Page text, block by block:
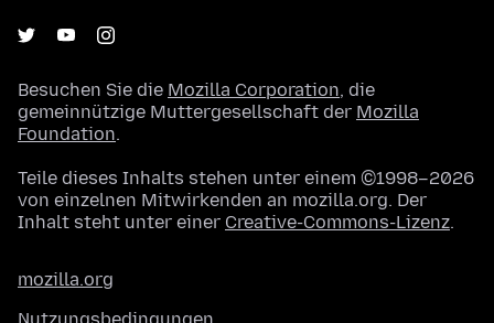
Besuchen Sie die Mozilla Corporation, die
gemeinnützige Muttergesellschaft der Mozilla
Foundation.
Teile dieses Inhalts stehen unter einem ©1998–2026
von einzelnen Mitwirkenden an mozilla.org. Der
Inhalt steht unter einer Creative-Commons-Lizenz.
mozilla.org